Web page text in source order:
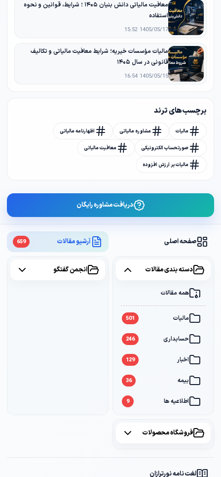
صفحه اصلی آرشیو مقالات 659
دسته بندی مقالات
همه مقالات
مالیات 501
حسابداری 246
اخبار 129
بیمه 36
اطلاعیه ها 9
انجمن گفتگو
فروشگاه محصولات
لغت نامه نورترازان
معافیت مالیاتی دانش‌ بنیان ۱۴۰۵ ؛ شرایط، قوانین و نحوه
استفاده
1405/05/17 15:52
مالیات مؤسسات خیریه؛ شرایط معافیت مالیاتی و تکالیف
قانونی در سال ۱۴۰۵
1405/05/15 16:54
برچسب های ترند
مالیات مشاوره مالیاتی اظهارنامه مالیاتی
صورتحساب الکترونیکی معافیت مالیاتی
مالیات بر ارزش افزوده
دریافت مشاوره رایگان